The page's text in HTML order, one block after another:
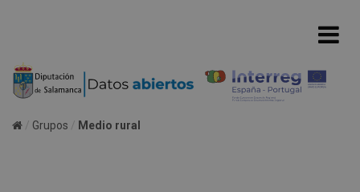
Grupos Medio rural